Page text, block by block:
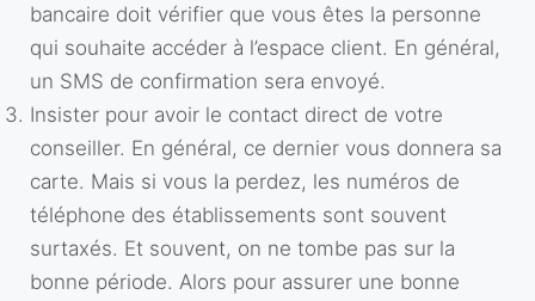
bancaire doit vérifier que vous êtes la personne
qui souhaite accéder à l’espace client. En général,
un SMS de confirmation sera envoyé.
Insister pour avoir le contact direct de votre
conseiller. En général, ce dernier vous donnera sa
carte. Mais si vous la perdez, les numéros de
téléphone des établissements sont souvent
surtaxés. Et souvent, on ne tombe pas sur la
bonne période. Alors pour assurer une bonne